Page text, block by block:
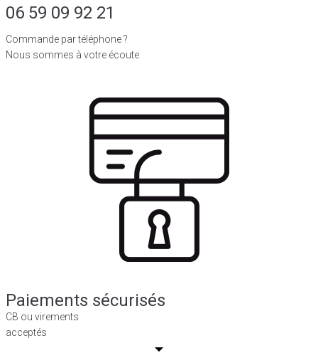
06 59 09 92 21
Commande par téléphone ?
Nous sommes à votre écoute
Paiements sécurisés
CB ou virements
acceptés